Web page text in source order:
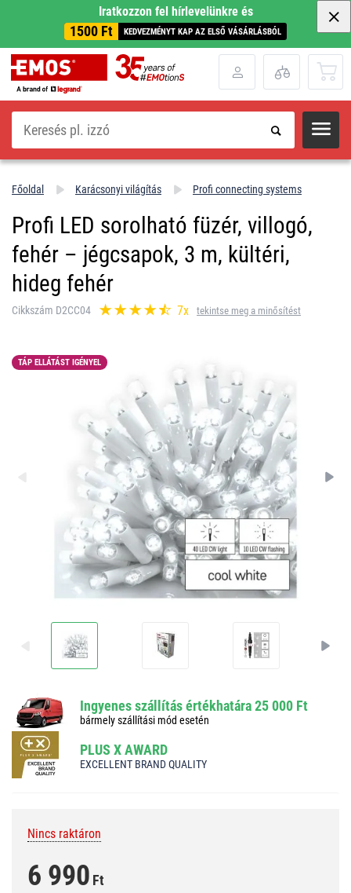
Iratkozzon fel hírlevelünkre és
1500 Ft KEDVEZMÉNYT KAP AZ ELSŐ VÁSÁRLÁSBÓL
Keresés
Főoldal Karácsonyi világítás Profi connecting systems
Profi LED sorolható füzér, villogó,
fehér – jégcsapok, 3 m, kültéri,
hideg fehér
Cikkszám D2CC04 7x tekintse meg a minősítést
TÁP ELLÁTÁST IGÉNYEL
Ingyenes szállítás értékhatára 25 000 Ft
bármely szállítási mód esetén
PLUS X AWARD
EXCELLENT BRAND QUALITY
Nincs raktáron
6 990 Ft